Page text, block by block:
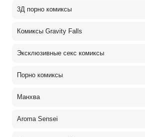
3Д порно комиксы
Комиксы Gravity Falls
Эксклюзивные секс комиксы
Порно комиксы
Манхва
Aroma Sensei